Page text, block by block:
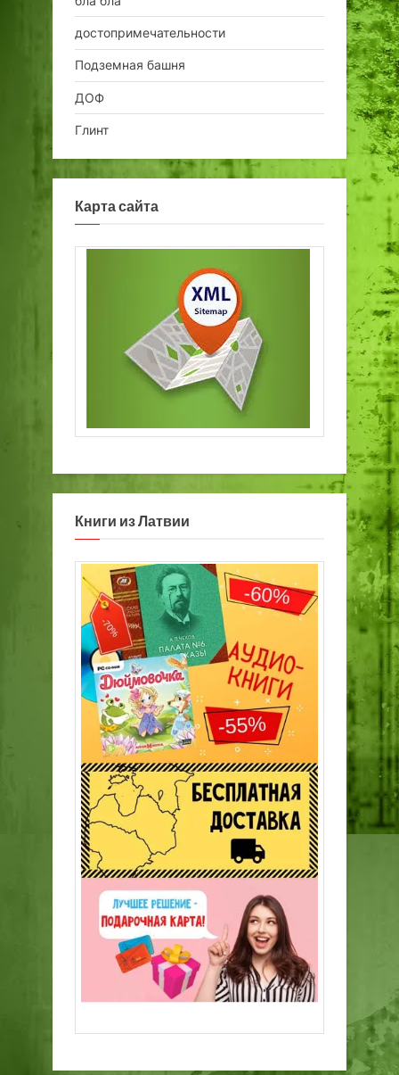
достопримечательности
Подземная башня
ДОФ
Глинт
Карта сайта
Книги из Латвии